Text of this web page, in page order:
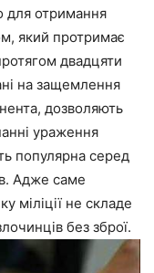
для отримання
який протримає
двадцяти
на защемлення
дозволяють
ураження
популярна серед
Адже саме
міліції не складе
без зброї.